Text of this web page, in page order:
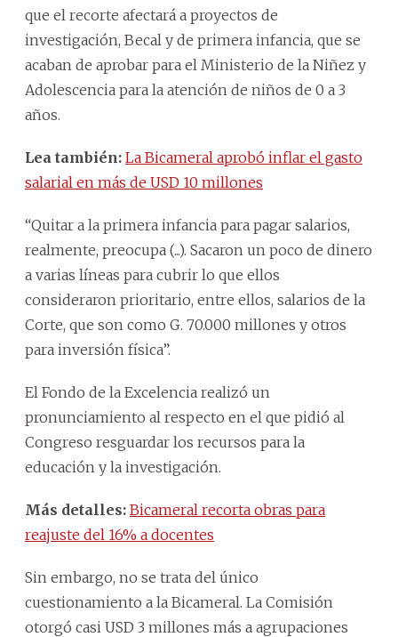
que el recorte afectará a proyectos de
investigación, Becal y de primera infancia, que se
acaban de aprobar para el Ministerio de la Niñez y
Adolescencia para la atención de niños de 0 a 3
años.
Lea también: La Bicameral aprobó inflar el gasto
salarial en más de USD 10 millones
“Quitar a la primera infancia para pagar salarios,
realmente, preocupa (...). Sacaron un poco de dinero
a varias líneas para cubrir lo que ellos
consideraron prioritario, entre ellos, salarios de la
Corte, que son como G. 70.000 millones y otros
para inversión física”.
El Fondo de la Excelencia realizó un
pronunciamiento al respecto en el que pidió al
Congreso resguardar los recursos para la
educación y la investigación.
Más detalles: Bicameral recorta obras para
reajuste del 16% a docentes
Sin embargo, no se trata del único
cuestionamiento a la Bicameral. La Comisión
otorgó casi USD 3 millones más a agrupaciones